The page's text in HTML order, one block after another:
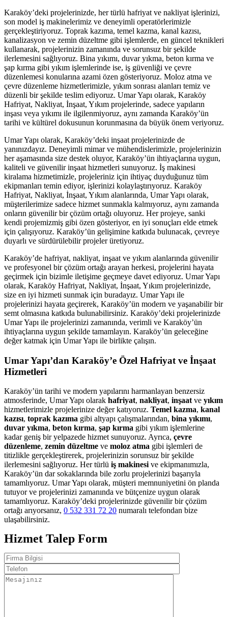
Karaköy’deki projelerinizde, her türlü hafriyat ve nakliyat işlerinizi,
son model iş makinelerimiz ve deneyimli operatörlerimizle
gerçekleştiriyoruz. Toprak kazıma, temel kazma, kanal kazısı,
kanalizasyon ve zemin düzeltme gibi işlemlerde, en güncel teknikleri
kullanarak, projelerinizin zamanında ve sorunsuz bir şekilde
ilerlemesini sağlıyoruz. Bina yıkımı, duvar yıkma, beton kırma ve
şap kırma gibi yıkım işlemlerinde ise, iş güvenliği ve çevre
düzenlemesi konularına azami özen gösteriyoruz. Moloz atma ve
çevre düzenleme hizmetlerimizle, yıkım sonrası alanları temiz ve
düzenli bir şekilde teslim ediyoruz. Umar Yapı olarak, Karaköy
Hafriyat, Nakliyat, İnşaat, Yıkım projelerinde, sadece yapıların
inşası veya yıkımı ile ilgilenmiyoruz, aynı zamanda Karaköy’ün
tarihi ve kültürel dokusunun korunmasına da büyük önem veriyoruz.
Umar Yapı olarak, Karaköy’deki inşaat projelerinizde de
yanınızdayız. Deneyimli mimar ve mühendislerimizle, projelerinizin
her aşamasında size destek oluyor, Karaköy’ün ihtiyaçlarına uygun,
kaliteli ve güvenilir inşaat hizmetleri sunuyoruz. İş makinesi
kiralama hizmetimizle, projeleriniz için ihtiyaç duyduğunuz tüm
ekipmanları temin ediyor, işlerinizi kolaylaştırıyoruz. Karaköy
Hafriyat, Nakliyat, İnşaat, Yıkım alanlarında, Umar Yapı olarak,
müşterilerimize sadece hizmet sunmakla kalmıyoruz, aynı zamanda
onların güvenilir bir çözüm ortağı oluyoruz. Her projeye, sanki
kendi projemizmiş gibi özen gösteriyor, en iyi sonuçları elde etmek
için çalışıyoruz. Karaköy’ün gelişimine katkıda bulunacak, çevreye
duyarlı ve sürdürülebilir projeler üretiyoruz.
Karaköy’de hafriyat, nakliyat, inşaat ve yıkım alanlarında güvenilir
ve profesyonel bir çözüm ortağı arayan herkesi, projelerini hayata
geçirmek için bizimle iletişime geçmeye davet ediyoruz. Umar Yapı
olarak, Karaköy Hafriyat, Nakliyat, İnşaat, Yıkım projelerinizde,
size en iyi hizmeti sunmak için buradayız. Umar Yapı ile
projelerinizi hayata geçirerek, Karaköy’ün modern ve yaşanabilir bir
semt olmasına katkıda bulunabilirsiniz. Karaköy’deki projelerinizde
Umar Yapı ile projelerinizi zamanında, verimli ve Karaköy’ün
ihtiyaçlarına uygun şekilde tamamlayın. Karaköy’ün geleceğine
değer katmak için Umar Yapı ile birlikte çalışın.
Umar Yapı’dan Karaköy’e Özel Hafriyat ve İnşaat
Hizmetleri
Karaköy’ün tarihi ve modern yapılarını harmanlayan benzersiz
atmosferinde, Umar Yapı olarak hafriyat, nakliyat, inşaat ve yıkım
hizmetlerimizle projelerinize değer katıyoruz. Temel kazma, kanal
kazısı, toprak kazıma gibi altyapı çalışmalarından, bina yıkımı,
duvar yıkma, beton kırma, şap kırma gibi yıkım işlemlerine
kadar geniş bir yelpazede hizmet sunuyoruz. Ayrıca, çevre
düzenleme, zemin düzeltme ve moloz atma gibi işlemleri de
titizlikle gerçekleştirerek, projelerinizin sorunsuz bir şekilde
ilerlemesini sağlıyoruz. Her türlü iş makinesi ve ekipmanımızla,
Karaköy’ün dar sokaklarında bile zorlu projelerinizi başarıyla
tamamlıyoruz. Umar Yapı olarak, müşteri memnuniyetini ön planda
tutuyor ve projelerinizi zamanında ve bütçenize uygun olarak
tamamlıyoruz. Karaköy’deki projelerinizde güvenilir bir çözüm
ortağı arıyorsanız, 0 532 331 72 20 numaralı telefondan bize
ulaşabilirsiniz.
Hizmet Talep Form